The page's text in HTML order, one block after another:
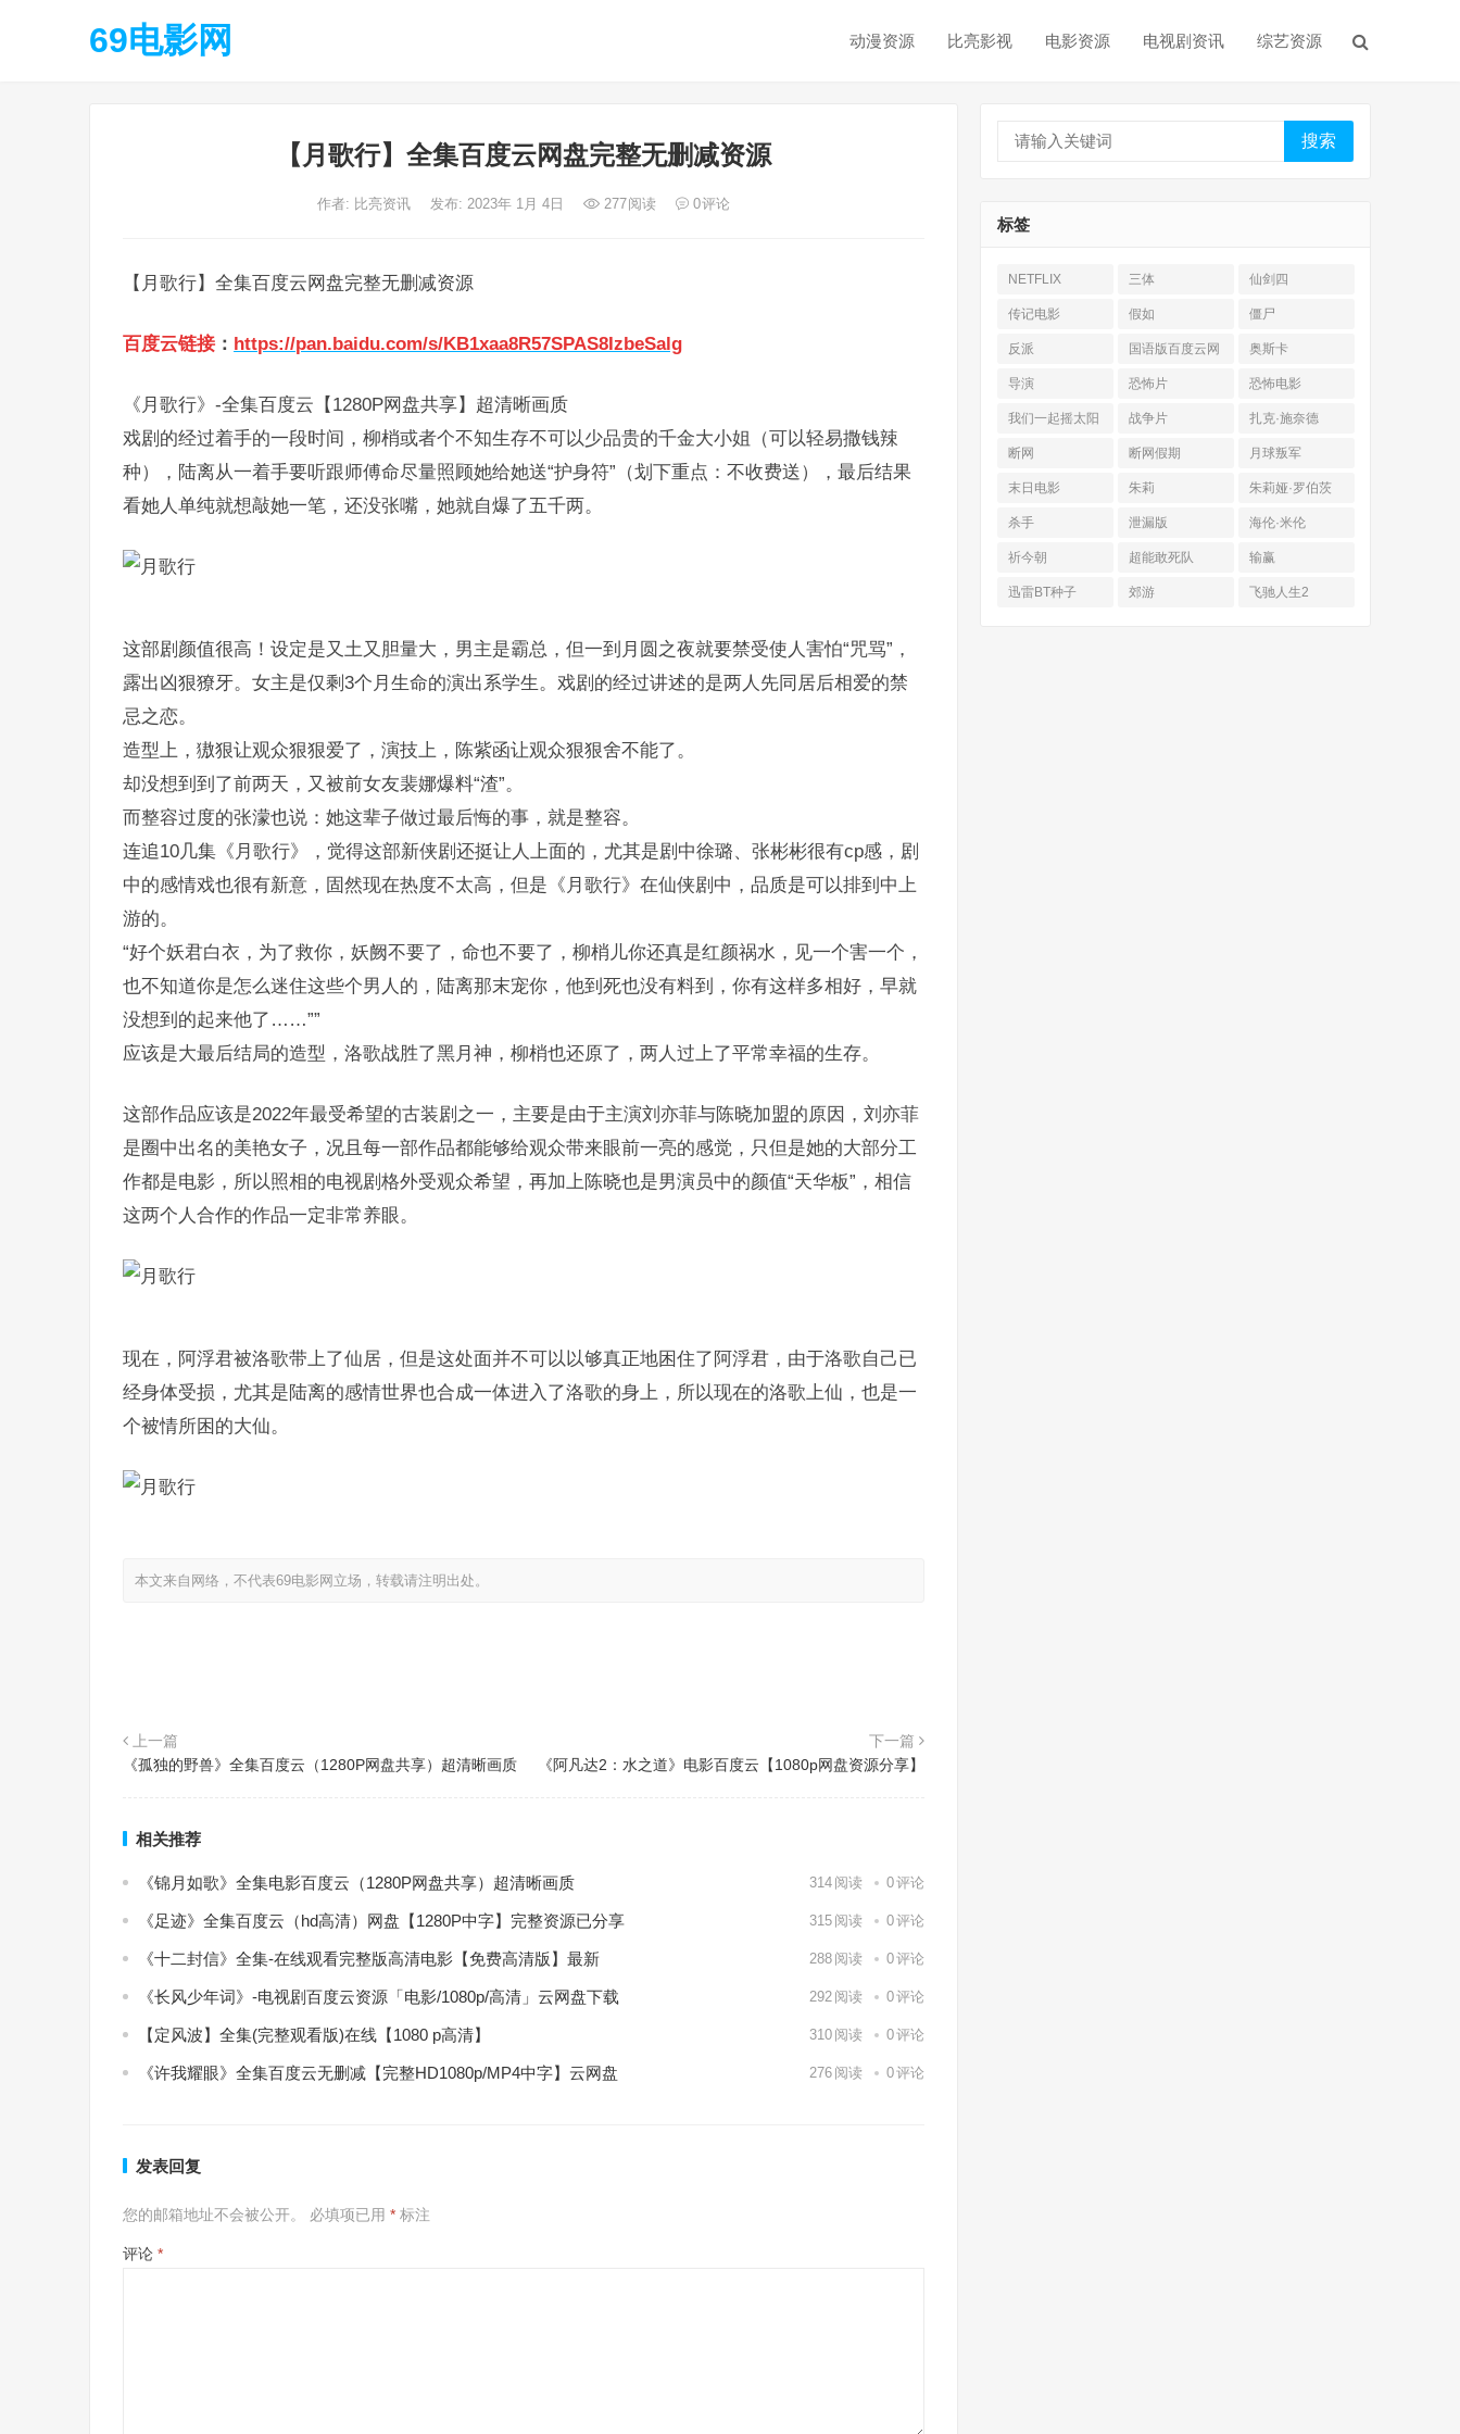
69电影网 动漫资源 比亮影视 电影资源 电视剧资讯 综艺资源
【月歌行】全集百度云网盘完整无删减资源
作者: 比亮资讯 发布: 2023年 1月 4日 277阅读 0评论
【月歌行】全集百度云网盘完整无删减资源
百度云链接 ： https://pan.baidu.com/s/KB1xaa8R57SPAS8IzbeSalg
《月歌行》-全集百度云【1280P网盘共享】超清晰画质
戏剧的经过着手的一段时间，柳梢或者个不知生存不可以少品贵的千金大小姐（可以轻易撒钱辣
种），陆离从一着手要听跟师傅命尽量照顾她给她送“护身符”（划下重点：不收费送），最后结果
看她人单纯就想敲她一笔，还没张嘴，她就自爆了五千两。
这部剧颜值很高！设定是又土又胆量大，男主是霸总，但一到月圆之夜就要禁受使人害怕“咒骂”，
露出凶狠獠牙。女主是仅剩3个月生命的演出系学生。戏剧的经过讲述的是两人先同居后相爱的禁
忌之恋。
造型上，獓狠让观众狠狠爱了，演技上，陈紫函让观众狠狠舍不能了。
却没想到到了前两天，又被前女友裴娜爆料“渣”。
而整容过度的张濛也说：她这辈子做过最后悔的事，就是整容。
连追10几集《月歌行》，觉得这部新侠剧还挺让人上面的，尤其是剧中徐璐、张彬彬很有cp感，剧
中的感情戏也很有新意，固然现在热度不太高，但是《月歌行》在仙侠剧中，品质是可以排到中上
游的。
“好个妖君白衣，为了救你，妖阙不要了，命也不要了，柳梢儿你还真是红颜祸水，见一个害一个，
也不知道你是怎么迷住这些个男人的，陆离那末宠你，他到死也没有料到，你有这样多相好，早就
没想到的起来他了……””
应该是大最后结局的造型，洛歌战胜了黑月神，柳梢也还原了，两人过上了平常幸福的生存。
这部作品应该是2022年最受希望的古装剧之一，主要是由于主演刘亦菲与陈晓加盟的原因，刘亦菲
是圈中出名的美艳女子，况且每一部作品都能够给观众带来眼前一亮的感觉，只但是她的大部分工
作都是电影，所以照相的电视剧格外受观众希望，再加上陈晓也是男演员中的颜值“天华板”，相信
这两个人合作的作品一定非常养眼。
现在，阿浮君被洛歌带上了仙居，但是这处面并不可以以够真正地困住了阿浮君，由于洛歌自己已
经身体受损，尤其是陆离的感情世界也合成一体进入了洛歌的身上，所以现在的洛歌上仙，也是一
个被情所困的大仙。
本文来自网络，不代表69电影网立场，转载请注明出处。
上一篇
《孤独的野兽》全集百度云（1280P网盘共享）超清晰画质
下一篇
《阿凡达2：水之道》电影百度云【1080p网盘资源分享】
相关推荐
《锦月如歌》全集电影百度云（1280P网盘共享）超清晰画质 314 阅读 0评论
《足迹》全集百度云（hd高清）网盘【1280P中字】完整资源已分享 315 阅读 0评论
《十二封信》全集-在线观看完整版高清电影【免费高清版】最新 288 阅读 0评论
《长风少年词》-电视剧百度云资源「电影/1080p/高清」云网盘下载 292 阅读 0评论
【定风波】全集(完整观看版)在线【1080 p高清】 310 阅读 0评论
《许我耀眼》全集百度云无删减【完整HD1080p/MP4中字】云网盘 276 阅读 0评论
发表回复
您的邮箱地址不会被公开。 必填项已用 * 标注
评论 *
搜索
标签
NETFLIX 三体 仙剑四
传记电影 假如 僵尸
反派
国语版百度云网
盘
奥斯卡
导演 恐怖片 恐怖电影
我们一起摇太阳 战争片 扎克·施奈德
断网 断网假期 月球叛军
末日电影 朱莉 朱莉娅·罗伯茨
杀手 泄漏版 海伦·米伦
祈今朝 超能敢死队 输赢
迅雷BT种子 郊游 飞驰人生2